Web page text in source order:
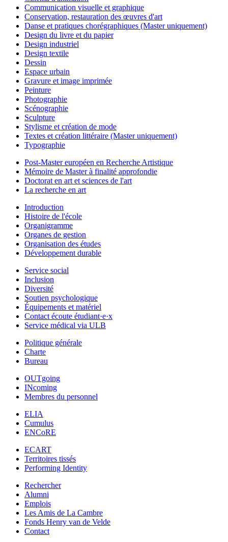
Communication visuelle et graphique
Conservation, restauration des œuvres d'art
Danse et pratiques chorégraphiques (Master uniquement)
Design du livre et du papier
Design industriel
Design textile
Dessin
Espace urbain
Gravure et image imprimée
Peinture
Photographie
Scénographie
Sculpture
Stylisme et création de mode
Textes et création littéraire (Master uniquement)
Typographie
Post-Master européen en Recherche Artistique
Mémoire de Master à finalité approfondie
Doctorat en art et sciences de l'art
La recherche en art
Introduction
Histoire de l'école
Organigramme
Organes de gestion
Organisation des études
Développement durable
Service social
Inclusion
Diversité
Soutien psychologique
Équipements et matériel
Contact écoute étudiant·e·x
Service médical via ULB
Politique générale
Charte
Bureau
OUTgoing
INcoming
Membres du personnel
ELIA
Cumulus
ENCoRE
ECART
Territoires tissés
Performing Identity
Rechercher
Alumni
Emplois
Les Amis de La Cambre
Fonds Henry van de Velde
Contact